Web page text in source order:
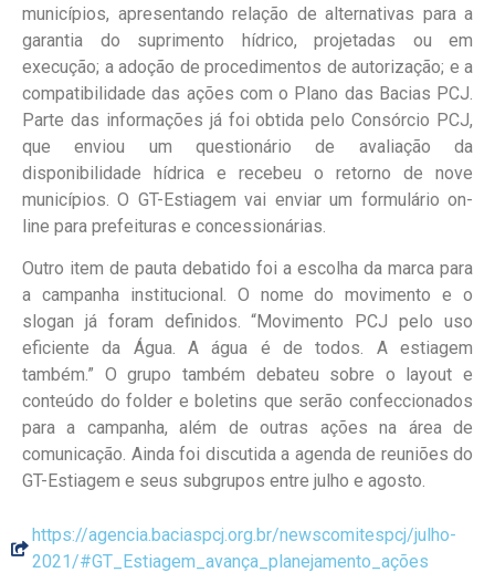
municípios, apresentando relação de alternativas para a
garantia do suprimento hídrico, projetadas ou em
execução; a adoção de procedimentos de autorização; e a
compatibilidade das ações com o Plano das Bacias PCJ.
Parte das informações já foi obtida pelo Consórcio PCJ,
que enviou um questionário de avaliação da
disponibilidade hídrica e recebeu o retorno de nove
municípios. O GT-Estiagem vai enviar um formulário on-
line para prefeituras e concessionárias.
Outro item de pauta debatido foi a escolha da marca para
a campanha institucional. O nome do movimento e o
slogan já foram definidos. “Movimento PCJ pelo uso
eficiente da Água. A água é de todos. A estiagem
também.” O grupo também debateu sobre o layout e
conteúdo do folder e boletins que serão confeccionados
para a campanha, além de outras ações na área de
comunicação. Ainda foi discutida a agenda de reuniões do
GT-Estiagem e seus subgrupos entre julho e agosto.
https://agencia.baciaspcj.org.br/newscomitespcj/julho-
2021/#GT_Estiagem_avança_planejamento_ações